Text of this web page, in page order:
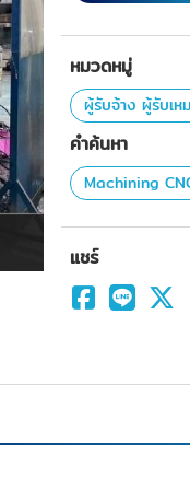
หมวดหมู่
ผู้รับจ้าง ผู้รับเห
คำค้นหา
Machining
แชร์